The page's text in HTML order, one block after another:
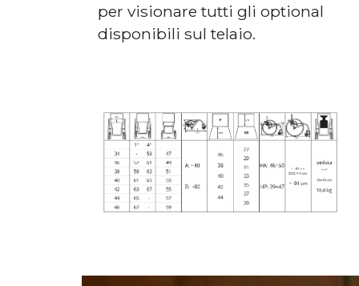
per visionare tutti gli optional
disponibili sul telaio.